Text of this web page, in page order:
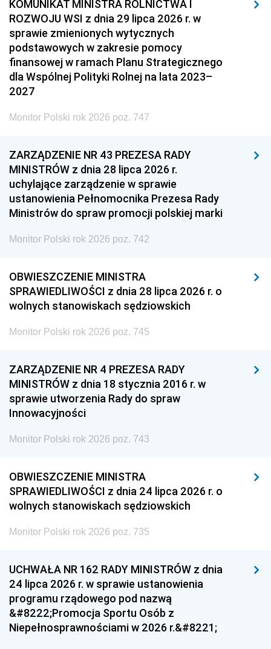
KOMUNIKAT MINISTRA ROLNICTWA I
ROZWOJU WSI z dnia 29 lipca 2026 r. w
sprawie zmienionych wytycznych
podstawowych w zakresie pomocy
finansowej w ramach Planu Strategicznego
dla Wspólnej Polityki Rolnej na lata 2023–
2027
Monitor Polski rok 2026 poz. 747
ZARZĄDZENIE NR 43 PREZESA RADY
MINISTRÓW z dnia 28 lipca 2026 r.
uchylające zarządzenie w sprawie
ustanowienia Pełnomocnika Prezesa Rady
Ministrów do spraw promocji polskiej marki
Monitor Polski rok 2026 poz. 742
OBWIESZCZENIE MINISTRA
SPRAWIEDLIWOŚCI z dnia 28 lipca 2026 r. o
wolnych stanowiskach sędziowskich
Monitor Polski rok 2026 poz. 745
ZARZĄDZENIE NR 4 PREZESA RADY
MINISTRÓW z dnia 18 stycznia 2016 r. w
sprawie utworzenia Rady do spraw
Innowacyjności
Monitor Polski rok 2026 poz. 743
OBWIESZCZENIE MINISTRA
SPRAWIEDLIWOŚCI z dnia 24 lipca 2026 r. o
wolnych stanowiskach sędziowskich
Monitor Polski rok 2026 poz. 735
UCHWAŁA NR 162 RADY MINISTRÓW z dnia
24 lipca 2026 r. w sprawie ustanowienia
programu rządowego pod nazwą
&#8222;Promocja Sportu Osób z
Niepełnosprawnościami w 2026 r.&#8221;